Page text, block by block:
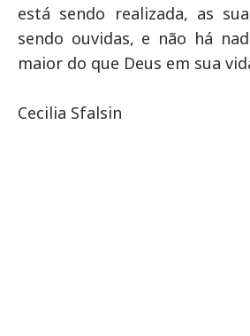
está sendo realizada, as
sendo ouvidas, e não há
maior do que Deus em sua
Cecilia Sfalsin